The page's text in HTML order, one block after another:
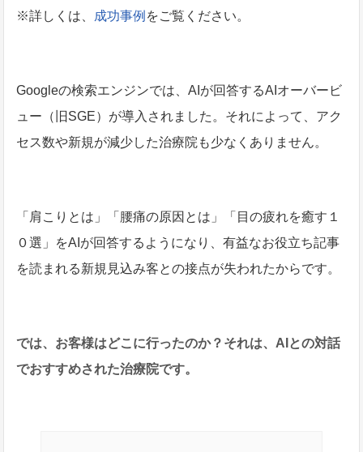
※詳しくは、 成功事例 をご覧ください。
Googleの検索エンジンでは、AIが回答するAIオーバービ
ュー（旧SGE）が導入されました。それによって、アク
セス数や新規が減少した治療院も少なくありません。
「肩こりとは」「腰痛の原因とは」「目の疲れを癒す１
０選」をAIが回答するようになり、有益なお役立ち記事
を読まれる新規見込み客との接点が失われたからです。
では、お客様はどこに行ったのか？それは、AIとの対話
でおすすめされた治療院です。